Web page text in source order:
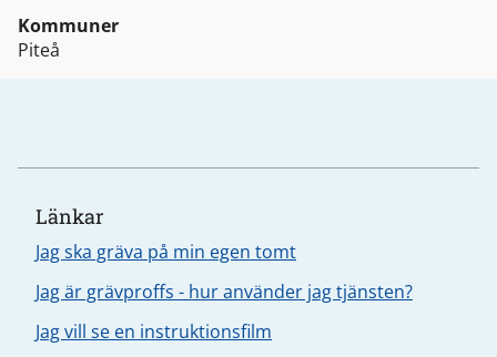
Kommuner
Piteå
Länkar
Jag ska gräva på min egen tomt
Jag är grävproffs - hur använder jag tjänsten?
Jag vill se en instruktionsfilm